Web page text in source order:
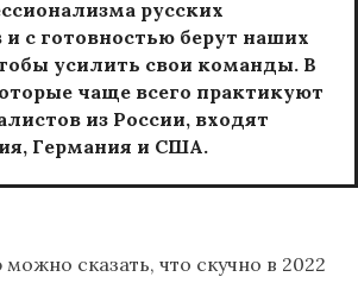
русских
и с готовностью берут наших
усилить свои команды. В
чаще всего практикуют
из России, входят
Германия и США.
сказать, что скучно в 2022